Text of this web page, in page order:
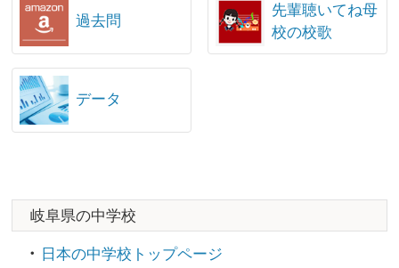
過去問
先輩聴いてね母
校の校歌
データ
岐阜県の中学校
日本の中学校トップページ